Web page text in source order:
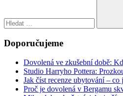
Doporučujeme
Dovolená ve zkušební době:
Studio Harryho Pottera:
Jak číst recenze ubytování – co
Proč je dovolená v Bergamu